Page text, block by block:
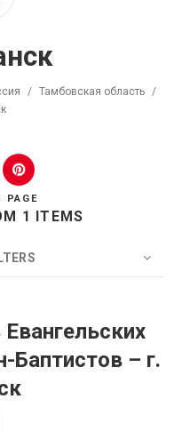
/ Тамбовская область /
PAGE
1 ITEMS
Баптистов – г.